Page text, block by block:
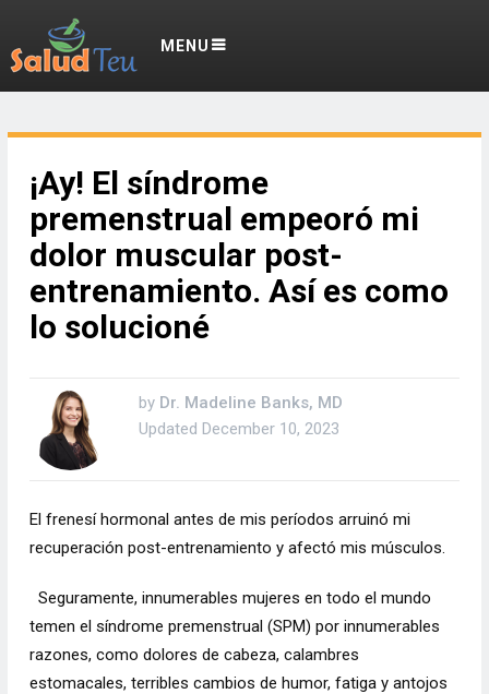
MENU
¡Ay! El síndrome
premenstrual empeoró mi
dolor muscular post-
entrenamiento. Así es como
lo solucioné
by Dr. Madeline Banks, MD
Updated December 10, 2023
El frenesí hormonal antes de mis períodos arruinó mi
recuperación post-entrenamiento y afectó mis músculos.
Seguramente, innumerables mujeres en todo el mundo
temen el síndrome premenstrual (SPM) por innumerables
razones, como dolores de cabeza, calambres
estomacales, terribles cambios de humor, fatiga y antojos